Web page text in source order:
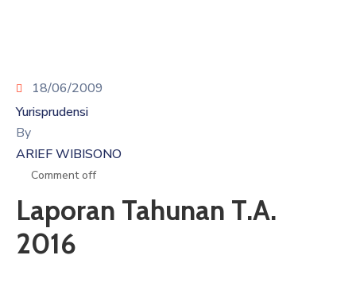
PPID
KINERJA
RB
GALERI
18/06/2009
Yurisprudensi
By
ARIEF WIBISONO
Comment off
Laporan Tahunan T.A.
2016